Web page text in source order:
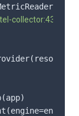
collector:4317"